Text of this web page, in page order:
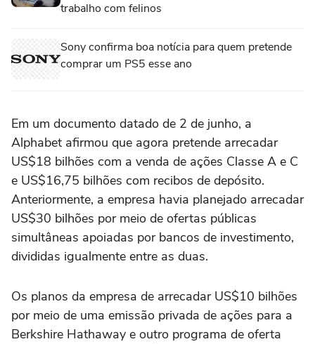
trabalho com felinos
Sony confirma boa notícia para quem pretende
comprar um PS5 esse ano
Em um documento datado de 2 de junho, a
Alphabet afirmou que agora pretende arrecadar
US$18 bilhões com a venda de ações Classe A e C
e US$16,75 ‌bilhões com recibos de depósito.
Anteriormente, a empresa havia ‌planejado arrecadar
US$30 ⁠bilhões por ⁠meio de ofertas públicas
simultâneas apoiadas por bancos de investimento,
divididas ⁠igualmente entre as ‌duas.
Os planos da empresa ‌de arrecadar US$10 bilhões
por meio de uma emissão privada de ações para a
Berkshire Hathaway e outro programa de oferta